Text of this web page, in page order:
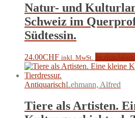
Natur- und
Schweiz im
Südtessin.
24.00CHF inkl. MwSt.
AntiquarischLehmann, Alfred
Tiere als Artisten.